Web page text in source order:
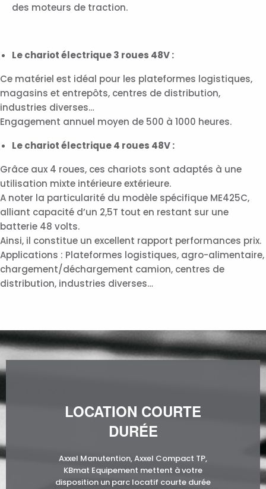
des moteurs de traction.
Le chariot électrique 3 roues 48V :
Ce matériel est idéal pour les plateformes logistiques,
magasins et entrepôts, centres de distribution,
industries diverses…
Engagement annuel moyen de 500 à 1000 heures.
Le chariot électrique 4 roues 48V :
Grâce aux 4 roues, ces chariots sont adaptés à une
utilisation mixte intérieure extérieure.
A noter la particularité du modèle spécifique ME425C,
alliant capacité d’un 2,5T tout en restant sur une
batterie 48 volts.
Ainsi, il constitue un excellent rapport performances prix.
Applications : Plateformes logistiques, agro-alimentaire,
chargement/déchargement camion, centres de
distribution, industries diverses…
LOCATION COURTE
DURÉE
Axxel Manutention, Axxel Compact TP,
KBmat Equipement mettent à votre
disposition un parc locatif courte durée